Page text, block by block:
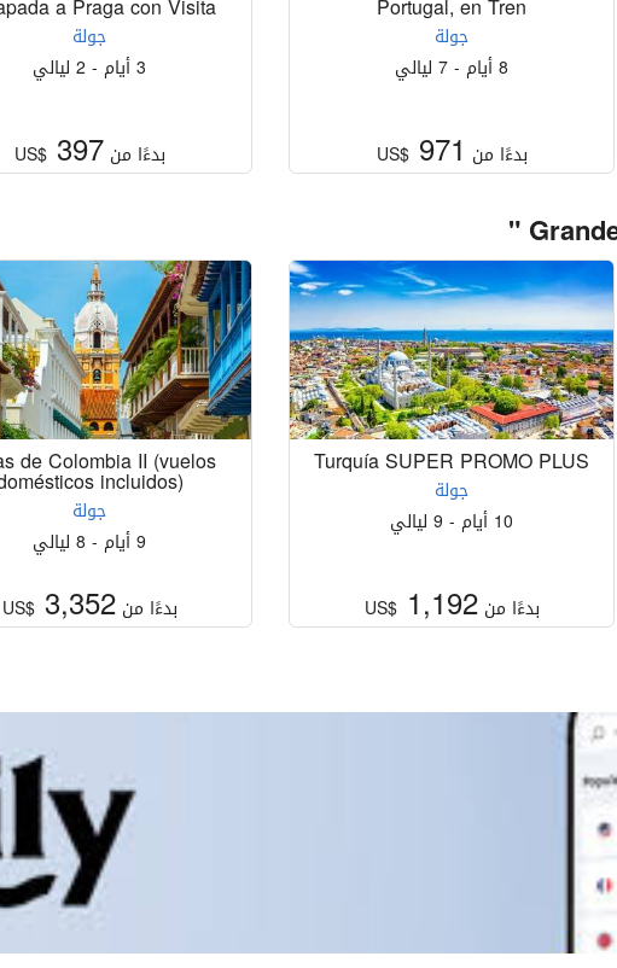
Portugal, en Tren
جولة
8 أيام - 7 ليالي
بدءًا من US$971
a Praga con Visita
جولة
3 أيام - 2 ليالي
بدءًا من US$397
Turquía SUPER PROMO PLUS
جولة
10 أيام - 9 ليالي
بدءًا من US$1,192
de Colombia II (vuelos
incluidos)
جولة
9 أيام - 8 ليالي
بدءًا من US$3,352